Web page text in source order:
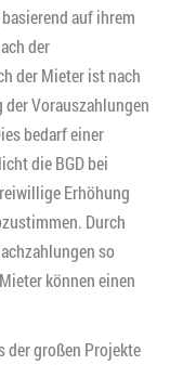
auf ihrem
der
der Mieter ist nach
Vorauszahlungen
bedarf einer
die BGD bei
Erhöhung
Durch
so
können einen
der großen Projekte